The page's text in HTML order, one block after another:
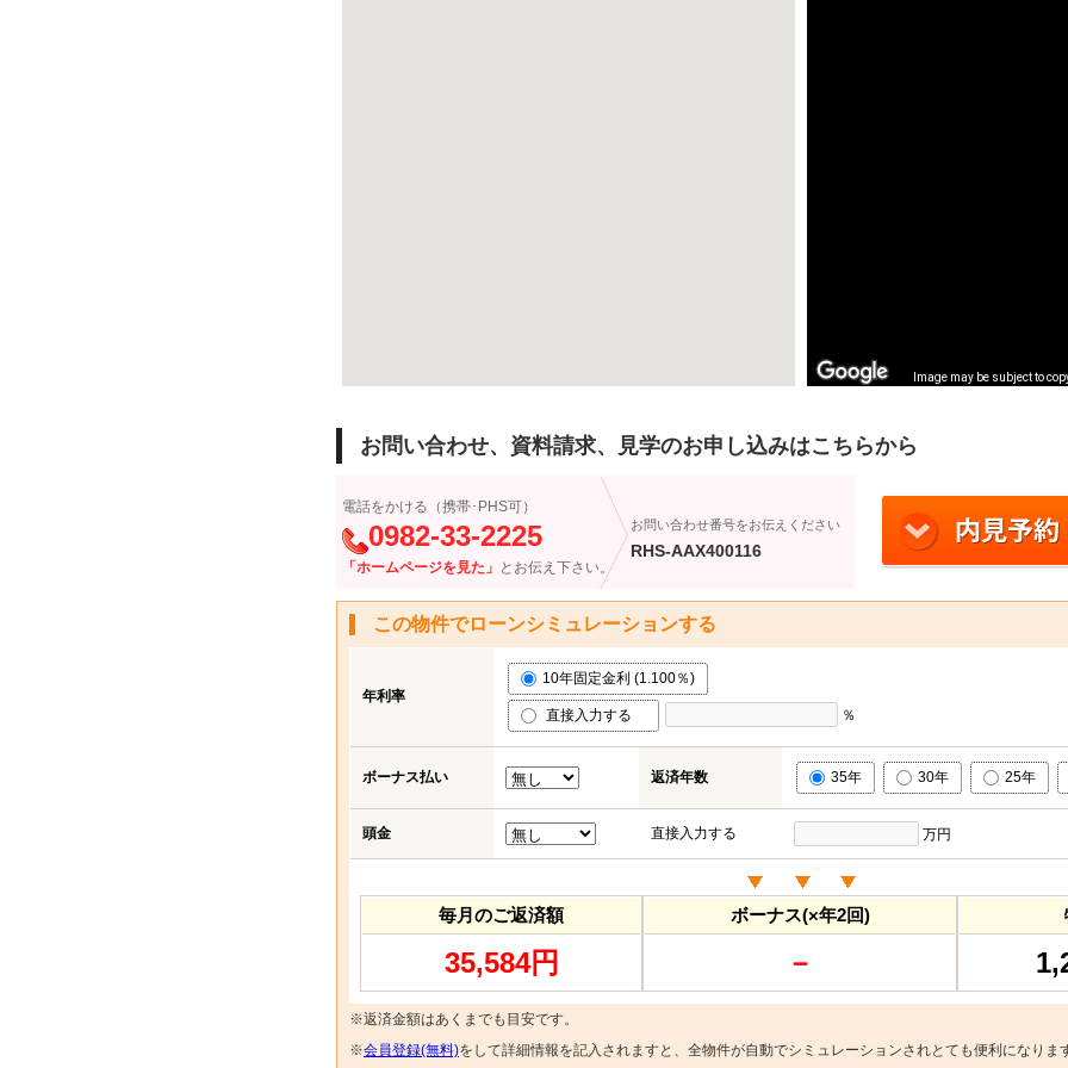
Image may be subject to
Image may be subject to
お問い合わせ、資料請求、見学のお申し込みはこちらから
電話をかける（携帯･PHS可）
0982-33-2225
「ホームページを見た」 とお伝え下さい。
お問い合わせ番号をお伝えください
RHS-AAX400116
この物件でローンシミュレーションする
年利率
10年固定金利 (1.100％)
直接入力する ％
ボーナス払い 返済年数 35年 30年 25年
頭金 直接入力する 万円
毎月のご返済額
35,584円
ボーナス(×年2回)
－
※返済金額はあくまでも目安です。
※会員登録(無料)をして詳細情報を記入されますと、全物件が自動でシミュレーションされとても便利になりま